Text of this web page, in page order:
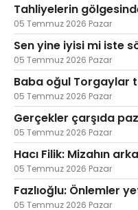
Tahliyelerin
05 Temmuz 2026 Pazar
Sen yine iyisi mi iste
05 Temmuz 2026 Pazar
Baba oğul Torgaylar
05 Temmuz 2026 Pazar
Gerçekler çarşıda
05 Temmuz 2026 Pazar
Hacı Filik: Mizahın
05 Temmuz 2026 Pazar
Fazlıoğlu: Önlemler
05 Temmuz 2026 Pazar